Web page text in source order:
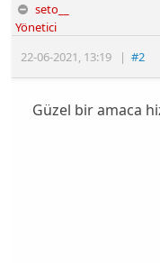
seto__
22-06-2021, 13:19 |#2
Yönetici
Güzel bir amaca